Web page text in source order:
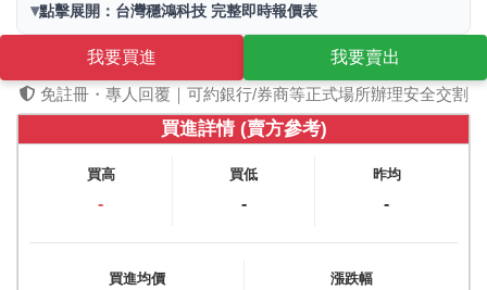
▾點擊展開：台灣穩鴻科技 完整即時報價表
我要買進
我要賣出
免註冊・專人回覆｜可約銀行/券商等正式場所辦理安全交割
買進詳情 (賣方參考)
買高
-
買低
-
昨均
-
買進均價 漲跌幅